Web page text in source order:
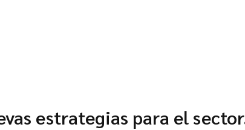
estrategias para el